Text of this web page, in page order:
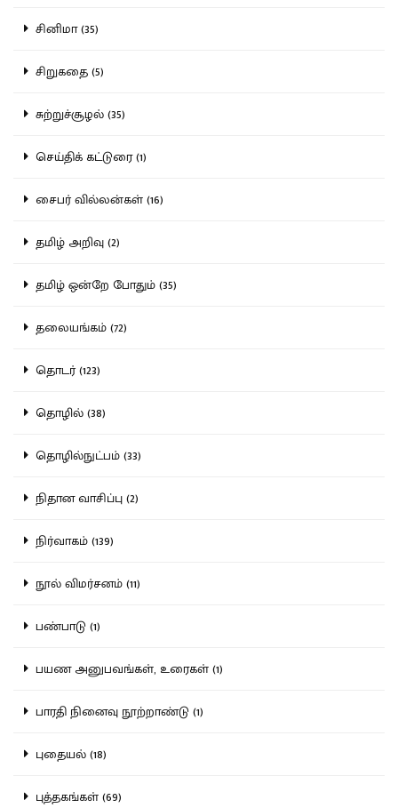
சினிமா (35)
சிறுகதை (5)
சுற்றுச்சூழல் (35)
செய்திக் கட்டுரை (1)
சைபர் வில்லன்கள் (16)
தமிழ் அறிவு (2)
தமிழ் ஒன்றே போதும் (35)
தலையங்கம் (72)
தொடர் (123)
தொழில் (38)
தொழில்நுட்பம் (33)
நிதான வாசிப்பு (2)
நிர்வாகம் (139)
நூல் விமர்சனம் (11)
பண்பாடு (1)
பயண அனுபவங்கள், உரைகள் (1)
பாரதி நினைவு நூற்றாண்டு (1)
புதையல் (18)
புத்தகங்கள் (69)